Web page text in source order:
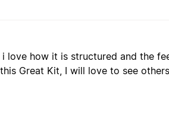
love how it is structured and the
Great Kit, I will love to see